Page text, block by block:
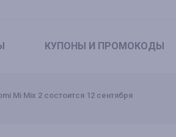
КУПОНЫ И ПРОМОКОДЫ
Mi Mix 2 состоится 12 сентября